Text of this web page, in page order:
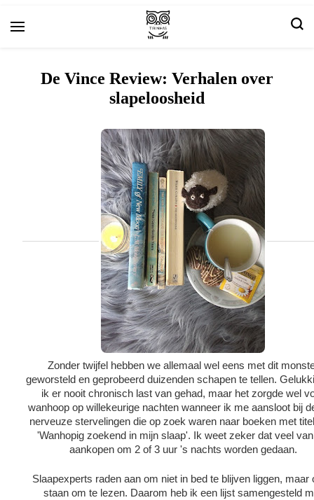
Tirinha.com
De Vince Review: Verhalen over
slapeloosheid
Zonder twijfel hebben we allemaal wel eens met dit
geworsteld en geprobeerd duizenden schapen te tellen.
ik er nooit chronisch last van gehad, maar het zorgde wel
wanhoop op willekeurige nachten wanneer ik me aansloot bij
nerveuze stervelingen die op zoek waren naar boeken met
'Wanhopig zoekend in mijn slaap'. Ik weet zeker dat veel
aankopen om 2 of 3 uur 's nachts worden gedaan.
Slaapexperts raden aan om niet in bed te blijven liggen, maar
staan ​​om te lezen. Daarom heb ik een lijst samengesteld